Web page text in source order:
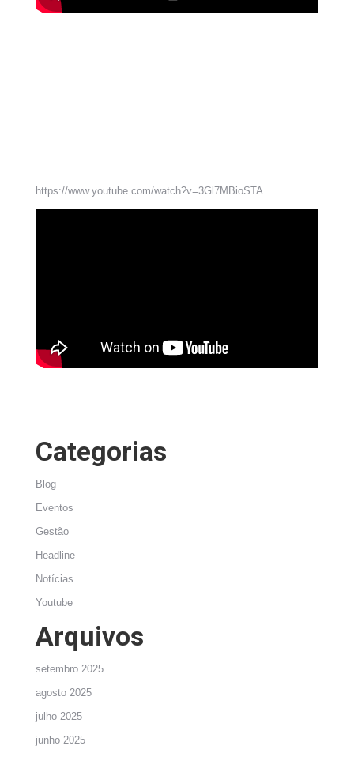
https://www.youtube.com/watch?v=3Gl7MBioSTA
Categorias
Blog
Eventos
Gestão
Headline
Notícias
Youtube
Arquivos
setembro 2025
agosto 2025
julho 2025
junho 2025